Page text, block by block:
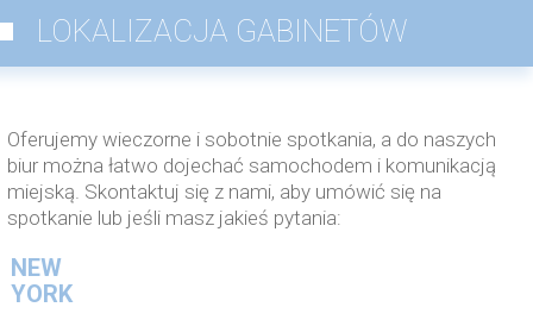
LOKALIZACJA GABINETÓW
Oferujemy wieczorne i sobotnie spotkania, a do naszych
biur można łatwo dojechać samochodem i komunikacją
miejską. Skontaktuj się z nami, aby umówić się na
spotkanie lub jeśli masz jakieś pytania:
NEW
YORK